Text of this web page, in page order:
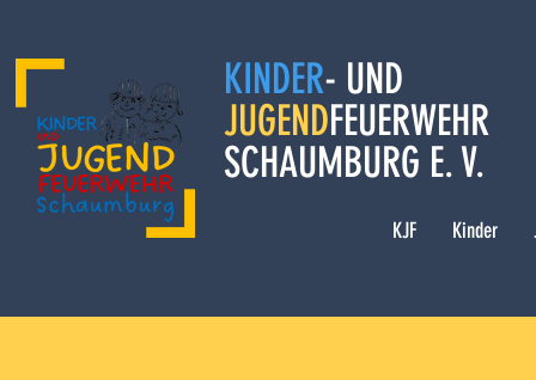
KINDER- UND
JUGENDFEUERWEHR
SCHAUMBURG E. V.
KJF Kinder